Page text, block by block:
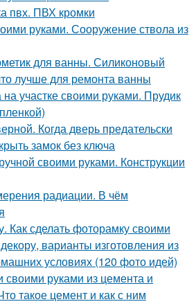
пвх. ПВХ кромки
руками. Сооружение ствола из
для ванны. Силиконовый
лучше для ремонта ванны
на участке своими руками. Прудик
Когда дверь предательски
замок без ключа
своими руками. Конструкции
радиации. В чём
Как сделать фоторамку своими
варианты изготовления из
условиях (120 фото идей)
руками из цемента и
такое цемент и как с ним